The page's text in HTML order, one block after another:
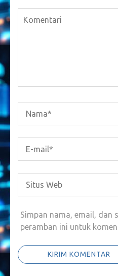
Simpan nama, email, dan
peramban ini untuk